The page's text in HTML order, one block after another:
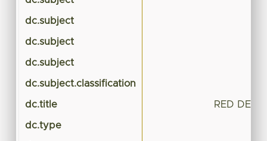
dc.subject
dc.subject
dc.subject
dc.subject.classification
dc.title RED DE
dc.type